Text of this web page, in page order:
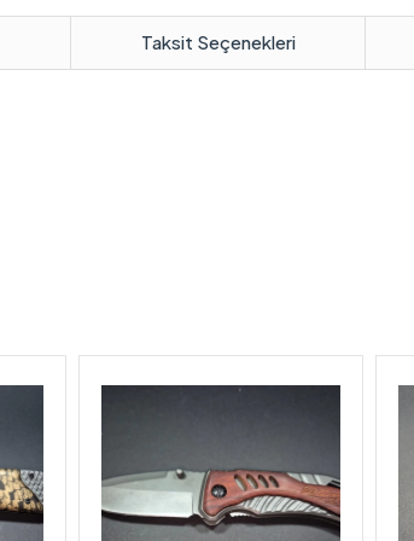
Taksit Seçenekleri